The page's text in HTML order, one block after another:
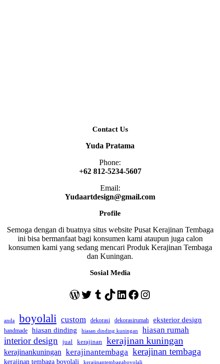
Contact Us
Yuda Pratama
Phone:
+62 812-5234-5607
Email:
Yudaartdesign@gmail.com
Profile
Semoga dengan di buatnya situs website Pusat Kerajinan Tembaga
ini bisa bermanfaat bagi konsumen kami ataupun juga calon
konsumen kami yang sedang mencari Produk Kerajinan Tembaga
dan Kuningan.
Sosial Media
WordPress
Twitter
Tumblr
TikTok
LinkedIn
Facebook
Instagram
anda boyolali custom dekorasi dekorasirumah eksterior design
handmade hiasan dinding hiasan dinding kuningan hiasan rumah
interior design jual kerajinan kerajinan kuningan
kerajinankuningan kerajinantembaga kerajinan tembaga
kerajinan tembaga boyolali kerajinantembagaboyolali